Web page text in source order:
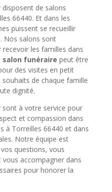
disposent de salons
66440. Et dans les
puissent se recueillir
Nos salons sont
les familles dans
salon funéraire peut être
des visites en petit
de chaque famille
dignité.
sont à votre service pour
et compassion dans
à Torreilles 66440 et dans
Notre équipe est
questions, vous
accompagner dans
pour honorer la